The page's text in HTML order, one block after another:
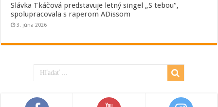
Slávka Tkáčová predstavuje letný singel „S tebou“,
spolupracovala s raperom ADissom
3. júna 2026